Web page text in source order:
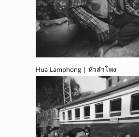
Hua Lamphong | หัวลำโพง